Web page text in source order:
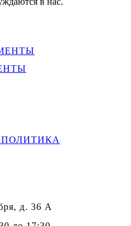
д. 36 А